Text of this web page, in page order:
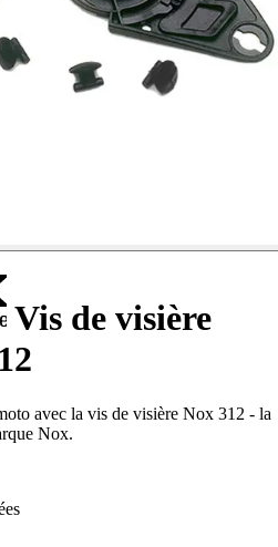
Vis de visière
avec la vis de visière Nox 312 - la
Nox.